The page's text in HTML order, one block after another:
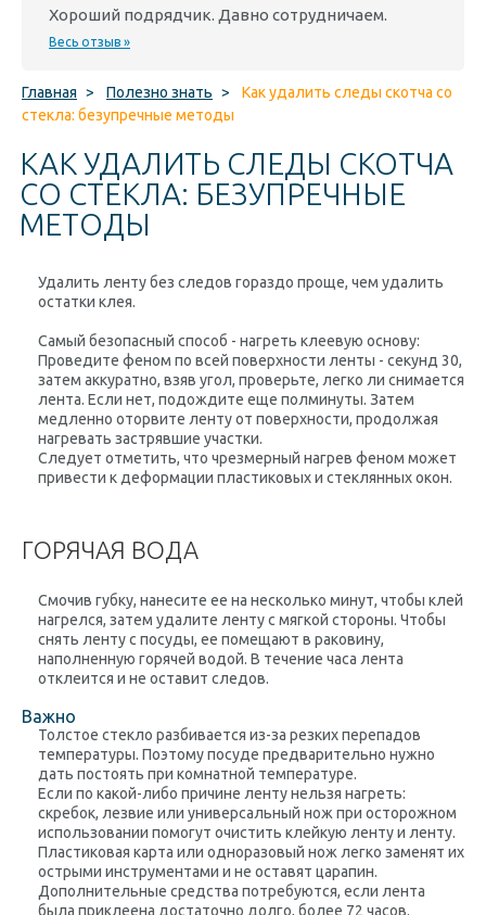
Хороший подрядчик. Давно сотрудничаем.
Весь отзыв »
Главная > Полезно знать >
Как удалить следы скотча со
стекла: безупречные методы
КАК УДАЛИТЬ СЛЕДЫ СКОТЧА
СО СТЕКЛА: БЕЗУПРЕЧНЫЕ
МЕТОДЫ
Удалить ленту без следов гораздо проще, чем удалить
остатки клея.
Самый безопасный способ - нагреть клеевую основу:
Проведите феном по всей поверхности ленты - секунд 30,
затем аккуратно, взяв угол, проверьте, легко ли снимается
лента. Если нет, подождите еще полминуты. Затем
медленно оторвите ленту от поверхности, продолжая
нагревать застрявшие участки.
Следует отметить, что чрезмерный нагрев феном может
привести к деформации пластиковых и стеклянных окон.
ГОРЯЧАЯ ВОДА
Смочив губку, нанесите ее на несколько минут, чтобы клей
нагрелся, затем удалите ленту с мягкой стороны. Чтобы
снять ленту с посуды, ее помещают в раковину,
наполненную горячей водой. В течение часа лента
отклеится и не оставит следов.
Важно
Толстое стекло разбивается из-за резких перепадов
температуры. Поэтому посуде предварительно нужно
дать постоять при комнатной температуре.
Если по какой-либо причине ленту нельзя нагреть:
скребок, лезвие или универсальный нож при осторожном
использовании помогут очистить клейкую ленту и ленту.
Пластиковая карта или одноразовый нож легко заменят их
острыми инструментами и не оставят царапин.
Дополнительные средства потребуются, если лента
была приклеена достаточно долго, более 72 часов.